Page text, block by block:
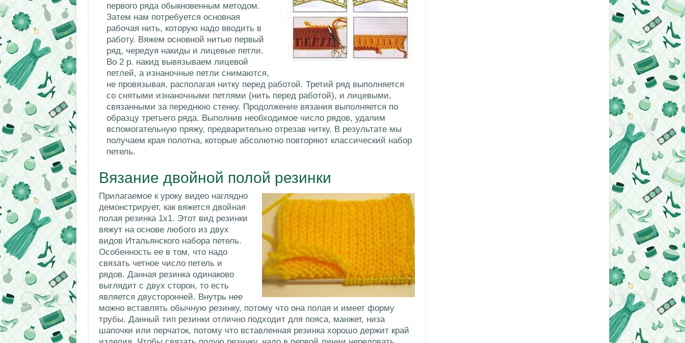
первого ряда обыкновенным методом.
Затем нам потребуется основная
рабочая нить, которую надо вводить в
работу. Вяжем основной нитью первый
ряд, чередуя накиды и лицевые петли.
Во 2 р. накид вывязываем лицевой
петлей, а изнаночные петли снимаются,
не провязывая, располагая нитку перед работой. Третий ряд выполняется
со снятыми изнаночными петлями (нить перед работой), и лицевыми,
связанными за переднюю стенку. Продолжение вязания выполняется по
образцу третьего ряда. Выполнив необходимое число рядов, удалим
вспомогательную пряжу, предварительно отрезав нитку. В результате мы
получаем края полотна, которые абсолютно повторяют классический набор
петель.
Вязание двойной полой резинки
Прилагаемое к уроку видео наглядно
демонстрирует, как вяжется двойная
полая резинка 1х1. Этот вид резинки
вяжут на основе любого из двух
видов Итальянского набора петель.
Особенность ее в том, что надо
связать четное число петель и
рядов. Данная резинка одинаково
выглядит с двух сторон, то есть
является двусторонней. Внутрь нее
можно вставлять обычную резинку, потому что она полая и имеет форму
трубы. Данный тип резинки отлично подходит для пояса, манжет, низа
шапочки или перчаток, потому что вставленная резинка хорошо держит край